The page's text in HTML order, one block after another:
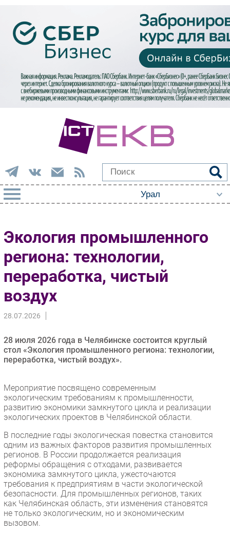
Импорто­замещение
Автоматизация Промышленности
Интернет
Мобильная связь
Фиксированная связь
Интеграция
Маркетинг
Торговые сети
ПО
Outsourcing
Кадры
Финансы
Web
Безопасность
Инновации
CIO/Управление ИТ
Гаджеты
Экология промышленного
региона: технологии,
переработка, чистый
воздух
28.07.2026
28 июля 2026 года в Челябинске состоится круглый
стол «Экология промышленного региона: технологии,
переработка, чистый воздух».
Мероприятие посвящено современным
экологическим требованиям к промышленности,
развитию экономики замкнутого цикла и реализации
экологических проектов в Челябинской области.
В последние годы экологическая повестка становится
одним из важных факторов развития промышленных
регионов. В России продолжается реализация
реформы обращения с отходами, развивается
экономика замкнутого цикла, ужесточаются
требования к предприятиям в части экологической
безопасности. Для промышленных регионов, таких
как Челябинская область, эти изменения становятся
не только экологическим, но и экономическим
вызовом.